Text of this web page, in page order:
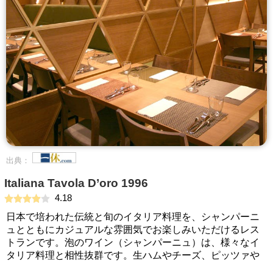
出典：
Italiana Tavola D’oro 1996
4.18
日本で培われた伝統と旬のイタリア料理を、シャンパーニ
ュとともにカジュアルな雰囲気でお楽しみいただけるレス
トランです。泡のワイン（シャンパーニュ）は、様々なイ
タリア料理と相性抜群です。生ハムやチーズ、ピッツァや